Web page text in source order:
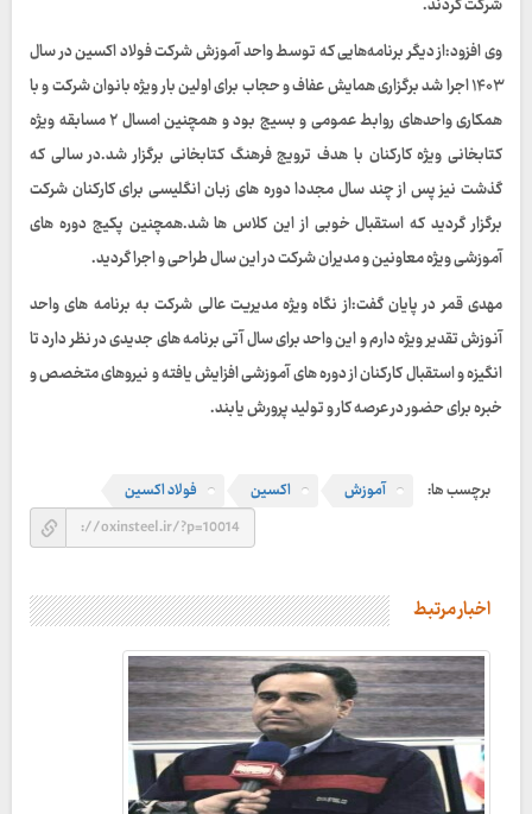
شرکت کردند.
وی افزود:از دیگر برنامه‌هایی که توسط واحد آموزش شرکت فولاد اکسین در سال
۱۴۰۳ اجرا شد برگزاری همایش عفاف و حجاب برای اولین بار ویژه بانوان شرکت و با
همکاری واحدهای روابط عمومی و بسیج بود و همچنین امسال ۲ مسابقه ویژه
کتابخانی ویژه کارکنان با هدف ترویج فرهنگ کتابخانی برگزار شد.در سالی که
گذشت نیز پس از چند سال مجددا دوره های زبان انگلیسی برای کارکنان شرکت
برگزار گردید که استقبال خوبی از این کلاس ها شد.همچنین پکیج دوره های
آموزشی ویژه معاونین و مدیران شرکت در این سال طراحی و اجرا گردید.
مهدی قمر در پایان گفت:از نگاه ویژه مدیریت عالی شرکت به برنامه های واحد
آنوزش تقدیر ویژه دارم و این واحد برای سال آتی برنامه های جدیدی در نظر دارد تا
انگیزه و استقبال کارکنان از دوره های آموزشی افزایش یافته و نیروهای متخصص و
خبره برای حضور در عرصه کار و تولید پرورش یابند.
برچسب ها: آموزش اکسین فولاد اکسین
اخبار مرتبط